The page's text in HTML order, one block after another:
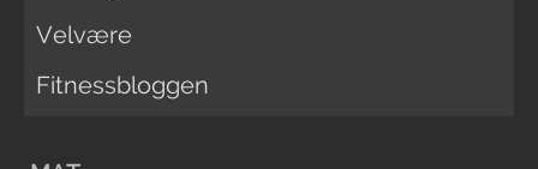
Velvære
Fitnessbloggen